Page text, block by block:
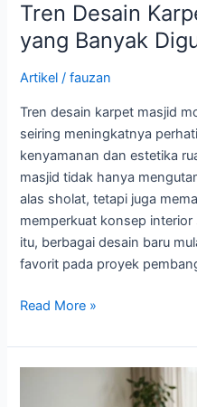
Tren Desain
yang Banyak
Artikel /fauzan
Tren desain karpet masjid
seiring meningkatnya
kenyamanan dan estetika
masjid tidak hanya
alas sholat, tetapi juga
memperkuat konsep interior
itu, berbagai desain baru
favorit pada proyek
Read More »